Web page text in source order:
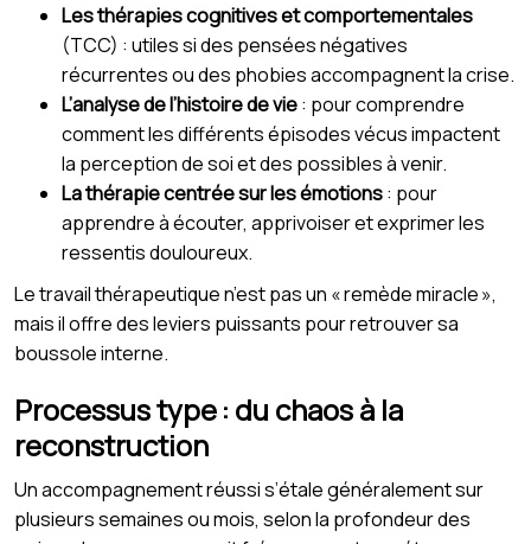
Les thérapies cognitives et comportementales
(TCC) : utiles si des pensées négatives
récurrentes ou des phobies accompagnent la crise.
L’analyse de l’histoire de vie: pour comprendre
comment les différents épisodes vécus impactent
la perception de soi et des possibles à venir.
La thérapie centrée sur les émotions: pour
apprendre à écouter, apprivoiser et exprimer les
ressentis douloureux.
Le travail thérapeutique n’est pas un « remède miracle »,
mais il offre des leviers puissants pour retrouver sa
boussole interne.
Processus type : du chaos à la
reconstruction
Un accompagnement réussi s’étale généralement sur
plusieurs semaines ou mois, selon la profondeur des